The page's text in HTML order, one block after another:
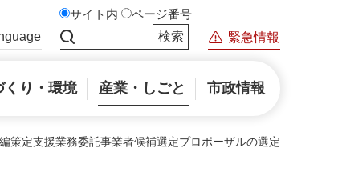
サイト内 ページ番号
緊急情報
くり・環境 産業・しごと 市政情報
策定支援業務委託事業者候補選定プロポーザルの選定